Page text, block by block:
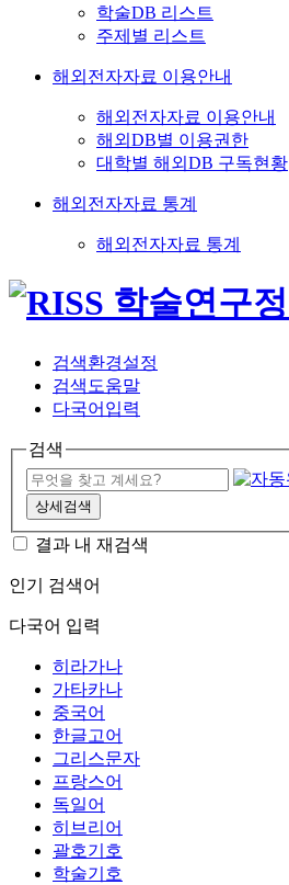
학술DB 리스트
주제별 리스트
해외전자자료 이용안내
해외전자자료 이용안내
해외DB별 이용권한
대학별 해외DB 구독현황
해외전자자료 통계
해외전자자료 통계
검색환경설정
검색도움말
다국어입력
검색
상세검색
결과 내 재검색
인기 검색어
다국어 입력
히라가나
가타카나
중국어
한글고어
그리스문자
프랑스어
독일어
히브리어
괄호기호
학술기호